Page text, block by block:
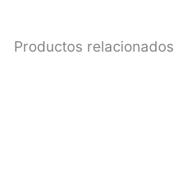
Productos relacionados